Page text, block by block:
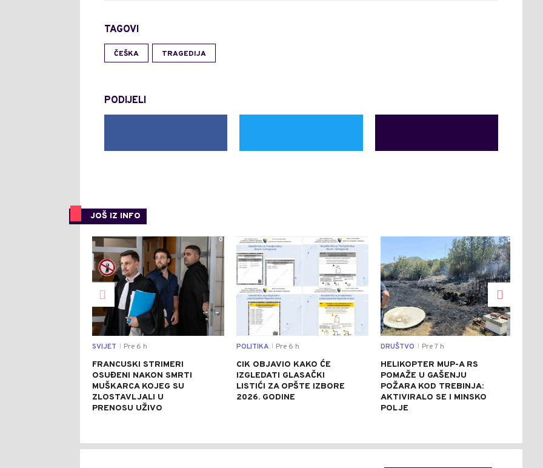
TAGOVI
ČEŠKA TRAGEDIJA
PODIJELI
JOŠ IZ INFO
0
SVIJET Pre 6 h
FRANCUSKI STRIMERI
OSUĐENI NAKON SMRTI
MUŠKARCA KOJEG SU
ZLOSTAVLJALI U
PRENOSU UŽIVO
0
POLITIKA Pre 6 h
CIK OBJAVIO KAKO ĆE
IZGLEDATI GLASAČKI
LISTIĆI ZA OPŠTE IZBORE
2026. GODINE
0
DRUŠTVO Pre 7 h
HELIKOPTER MUP-A RS
POMAŽE U GAŠENJU
POŽARA KOD TREBINJA:
AKTIVIRALO SE I MINSKO
POLJE